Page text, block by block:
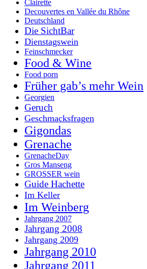
Clairette
Decouvertes en Vallée du Rhône
Deutschland
Die SichtBar
Dienstagswein
Feinschmecker
Food & Wine
Food porn
Früher gab’s mehr Wein
Georgien
Geruch
Geschmacksfragen
Gigondas
Grenache
GrenacheDay
Gros Manseng
GROSSER wein
Guide Hachette
Im Keller
Im Weinberg
Jahrgang 2007
Jahrgang 2008
Jahrgang 2009
Jahrgang 2010
Jahrgang 2011